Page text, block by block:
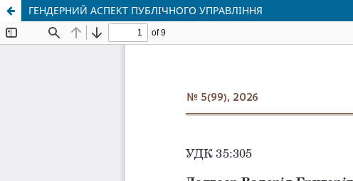
ГЕНДЕРНИЙ АСПЕКТ ПУБЛІЧНОГО УПРАВЛІННЯ